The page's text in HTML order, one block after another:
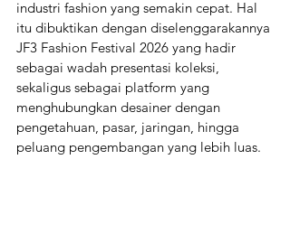
industri fashion yang semakin cepat. Hal
itu dibuktikan dengan diselenggarakannya
JF3 Fashion Festival 2026 yang hadir
sebagai wadah presentasi koleksi,
sekaligus sebagai platform yang
menghubungkan desainer dengan
pengetahuan, pasar, jaringan, hingga
peluang pengembangan yang lebih luas.